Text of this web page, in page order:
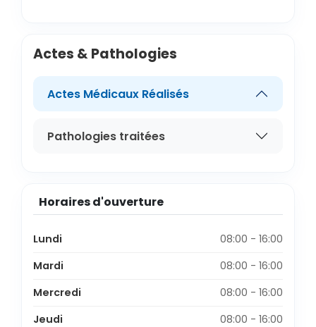
Actes & Pathologies
Actes Médicaux Réalisés
Pathologies traitées
Horaires d'ouverture
Lundi
08:00 - 16:00
Mardi
08:00 - 16:00
Mercredi
08:00 - 16:00
Jeudi
08:00 - 16:00